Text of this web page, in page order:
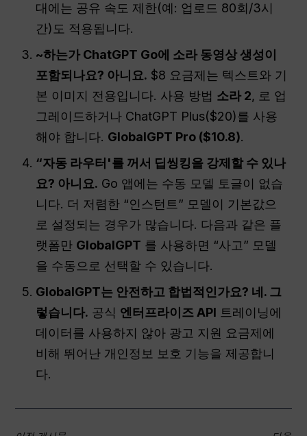
대에는 공유 속도 제한(예: 업로드 80회/3시
간)도 적용됩니다.
~하는가 ChatGPT Go에 소라 동영상 생성이
포함되나요? 아니요. $8 요금제는 텍스트와 기
본 이미지 전용입니다. 사용 방법 소라 2, 로 업
그레이드하거나 ChatGPT Plus($20)를 사용
해야 합니다. GlobalGPT Pro ($10.8).
“자동 라우터'를 꺼서 딥씽킹을 강제할 수 있나
요? 아니요. Go 앱에는 수동 모델 토글이 없습
니다. 더 저렴한 “인스턴트” 모델이 기본값으
로 설정되는 경우가 많습니다. 다음과 같은 플
랫폼만 GlobalGPT 를 사용하면 “사고” 모델
을 수동으로 선택할 수 있습니다.
GlobalGPT는 안전하고 합법적인가요? 네. 그
렇습니다. 공식 엔터프라이즈 API 트레이닝에
데이터를 사용하지 않아 광고 지원 요금제에
비해 뛰어난 개인정보 보호 기능을 제공합니
다.